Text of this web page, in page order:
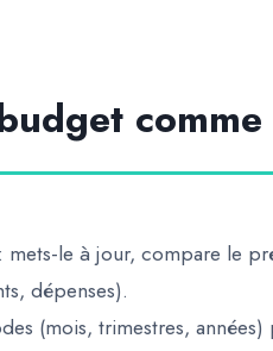
le à jour, compare le
dépenses).
(mois, trimestres,